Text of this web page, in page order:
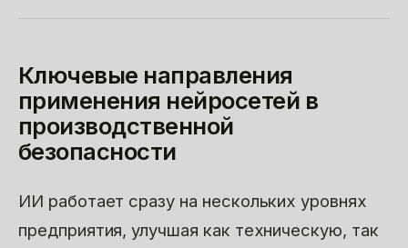
Ключевые направления
применения нейросетей в
производственной
безопасности
ИИ работает сразу на нескольких уровнях
предприятия, улучшая как техническую, так